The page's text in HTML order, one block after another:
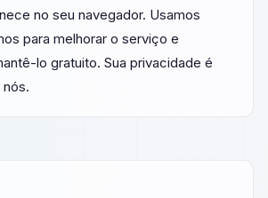
no seu navegador. Usamos
para melhorar o serviço e
lo gratuito. Sua privacidade é